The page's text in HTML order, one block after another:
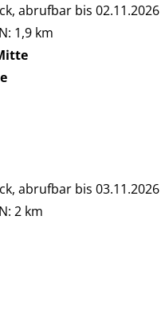
abrufbar bis 02.11.2026
1,9 km
abrufbar bis 03.11.2026
2 km